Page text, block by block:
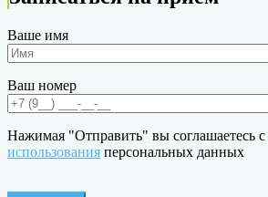
Ваше имя
Ваш номер
Нажимая "Отправить" вы соглашаетесь с
использования персональных данных